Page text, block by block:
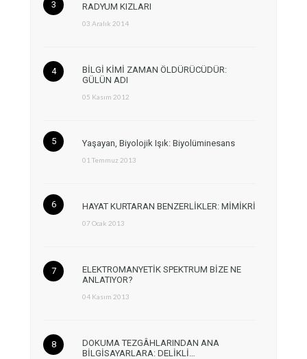
RADYUM KIZLARI
03 Aralık 2014
BİLGİ KİMİ ZAMAN ÖLDÜRÜCÜDÜR:
GÜLÜN ADI
05 Kasım 2012
Yaşayan, Biyolojik Işık: Biyolüminesans
01 Temmuz 2013
HAYAT KURTARAN BENZERLİKLER: MİMİKRİ
07 Ocak 2013
ELEKTROMANYETİK SPEKTRUM BİZE NE
ANLATIYOR?
04 Kasım 2013
DOKUMA TEZGÂHLARINDAN ANA
BİLGİSAYARLARA: DELİKLİ…